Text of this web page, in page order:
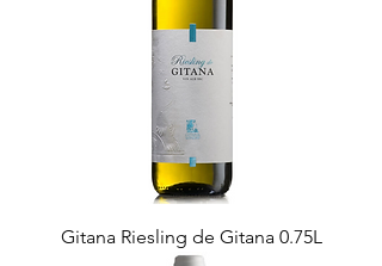
Gitana Riesling de Gitana 0.75L